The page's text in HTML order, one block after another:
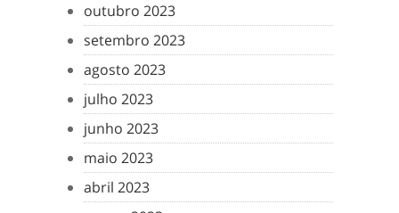
outubro 2023
setembro 2023
agosto 2023
julho 2023
junho 2023
maio 2023
abril 2023